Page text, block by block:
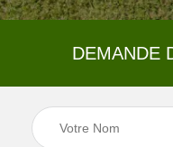
DEMANDE